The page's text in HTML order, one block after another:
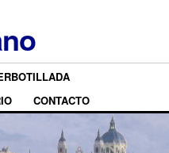
CONTACTO